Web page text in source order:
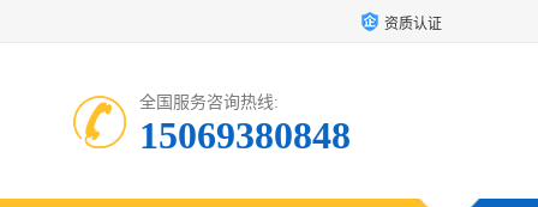
资质认证
全国服务咨询热线:
15069380848